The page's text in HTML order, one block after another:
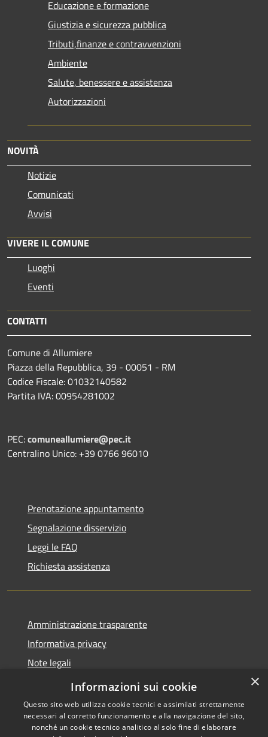
Educazione e formazione
Giustizia e sicurezza pubblica
Tributi,finanze e contravvenzioni
Ambiente
Salute, benessere e assistenza
Autorizzazioni
NOVITÀ
Notizie
Comunicati
Avvisi
VIVERE IL COMUNE
Luoghi
Eventi
CONTATTI
Comune di Allumiere
Piazza della Repubblica, 39 - 00051 - RM
Codice Fiscale: 01032140582
Partita IVA: 00954281002
PEC:comuneallumiere@pec.it
Centralino Unico: +39 0766 96010
Prenotazione appuntamento
Segnalazione disservizio
Leggi le FAQ
Richiesta assistenza
Amministrazione trasparente
Informativa privacy
Note legali
Dichiarazione di accessibilità
×
Informazioni sui cookie
Questo sito web utilizza cookie tecnici e assimilati strettamente
necessari al corretto funzionamento e alla navigazione del sito,
nonché un cookie tecnico analitico al solo fine di elaborare